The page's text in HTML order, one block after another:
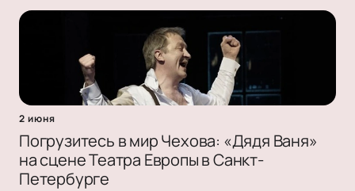
2 июня
Погрузитесь в мир Чехова: «Дядя Ваня»
на сцене Театра Европы в Санкт-
Петербурге